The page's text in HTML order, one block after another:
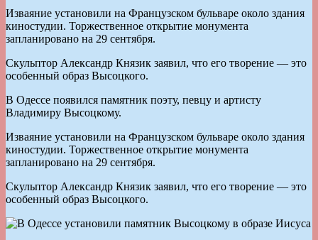
Изваяние установили на Французском бульваре около здания
киностудии. Торжественное открытие монумента
запланировано на 29 сентября.
Скульптор Александр Князик заявил, что его творение — это
особенный образ Высоцкого.
В Одессе появился памятник поэту, певцу и артисту
Владимиру Высоцкому.
Изваяние установили на Французском бульваре около здания
киностудии. Торжественное открытие монумента
запланировано на 29 сентября.
Скульптор Александр Князик заявил, что его творение — это
особенный образ Высоцкого.